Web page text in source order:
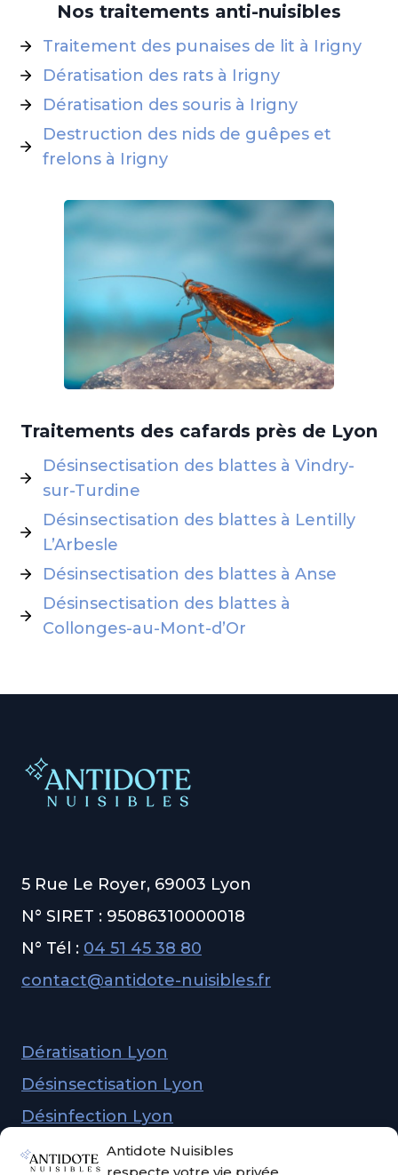
Antidote Nuisibles
Nos traitements anti-nuisibles
Traitement des punaises de lit à Irigny
Dératisation des rats à Irigny
Dératisation des souris à Irigny
Destruction des nids de guêpes et
frelons à Irigny
Traitements des cafards près de Lyon
Désinsectisation des blattes à Vindry-
sur-Turdine
Désinsectisation des blattes à Lentilly
L’Arbesle
Désinsectisation des blattes à Anse
Désinsectisation des blattes à
Collonges-au-Mont-d’Or
5 Rue Le Royer, 69003 Lyon
N° SIRET : 95086310000018
N° Tél : 04 51 45 38 80
contact@antidote-nuisibles.fr
Dératisation Lyon
Désinsectisation Lyon
Désinfection Lyon
Dépigeonnage Lyon